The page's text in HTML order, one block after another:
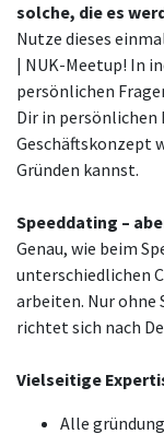
solche, die es
Nutze dieses
| NUK-Meetup! In
persönlichen
Dir in persönlichen
Geschäftskonzept
Gründen kannst.
Speeddating –
Genau, wie beim
unterschiedlichen
arbeiten. Nur ohne
richtet sich nach
Vielseitige
Alle